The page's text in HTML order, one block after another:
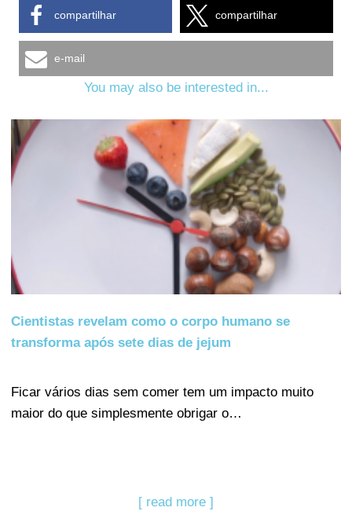
compartilhar compartilhar
e-mail
You may also be interested in...
Cientistas revelam como o corpo humano se
transforma após sete dias de jejum
Ficar vários dias sem comer tem um impacto muito
maior do que simplesmente obrigar o…
[ read more ]